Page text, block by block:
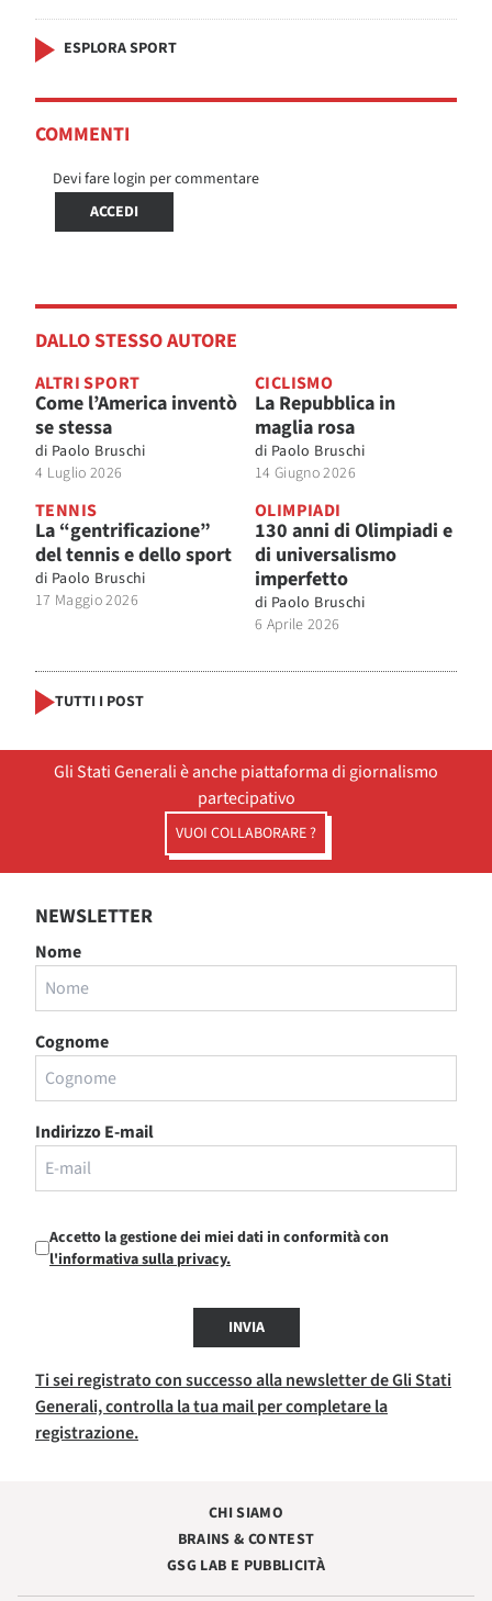
ESPLORA SPORT
COMMENTI
Devi fare login per commentare
ACCEDI
DALLO STESSO AUTORE
ALTRI SPORT
Come l’America inventò
se stessa
di Paolo Bruschi
4 Luglio 2026
CICLISMO
La Repubblica in
maglia rosa
di Paolo Bruschi
14 Giugno 2026
TENNIS
La “gentrificazione”
del tennis e dello sport
di Paolo Bruschi
17 Maggio 2026
OLIMPIADI
130 anni di Olimpiadi e
di universalismo
imperfetto
di Paolo Bruschi
6 Aprile 2026
TUTTI I POST
Gli Stati Generali è anche piattaforma di giornalismo
partecipativo
VUOI COLLABORARE ?
NEWSLETTER
Nome
Cognome
Indirizzo E-mail
Accetto la gestione dei miei dati in conformità con
l'informativa sulla privacy.
INVIA
Ti sei registrato con successo alla newsletter de Gli Stati
Generali, controlla la tua mail per completare la
registrazione.
CHI SIAMO
BRAINS & CONTEST
GSG LAB E PUBBLICITÀ